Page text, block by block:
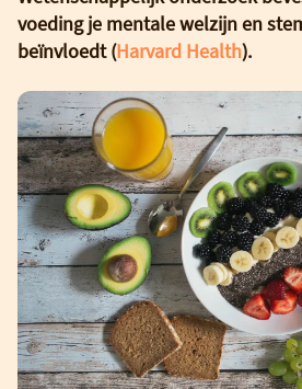
voeding je mentale welzijn en
beïnvloedt (Harvard Health).